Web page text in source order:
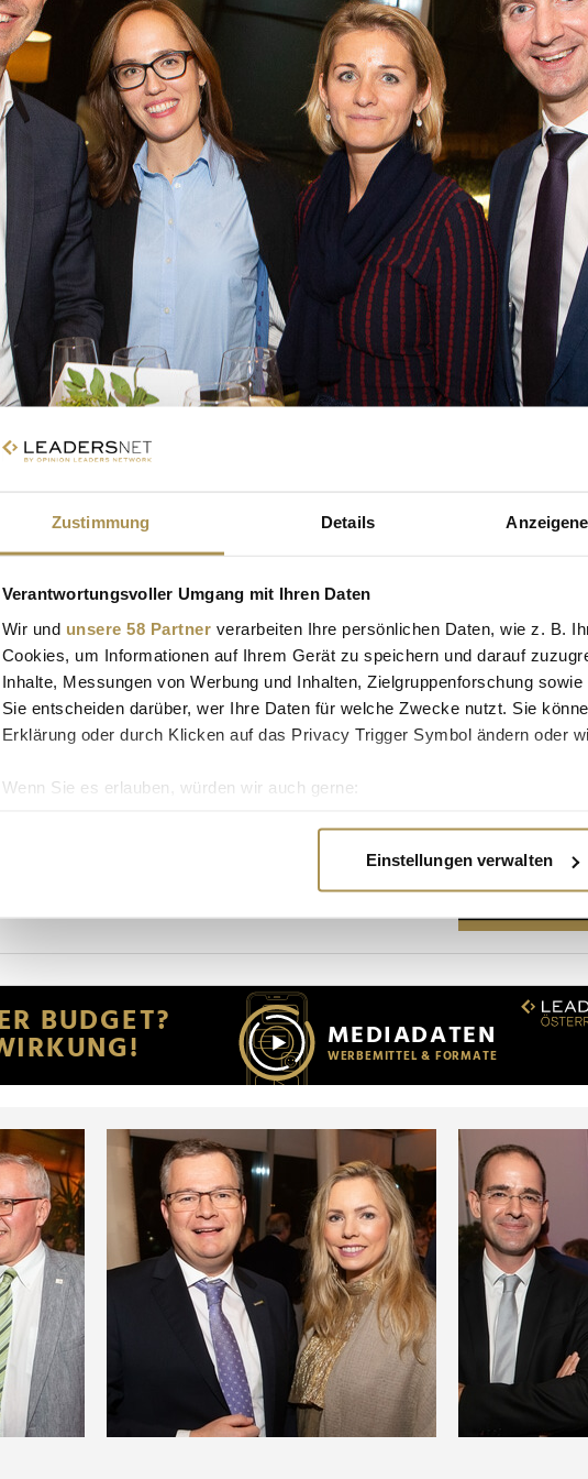
Zustimmung Details
Verantwortungsvoller Umgang mit Ihren Daten
Wir und unsere 58 Partner verarbeiten Ihre persönlichen Daten, wie z. B.
Cookies, um Informationen auf Ihrem Gerät zu speichern und darauf
Inhalte, Messungen von Werbung und Inhalten, Zielgruppenforschung
Sie entscheiden darüber, wer Ihre Daten für welche Zwecke nutzt. Sie
Erklärung oder durch Klicken auf das Privacy Trigger Symbol ändern oder
Wenn Sie es erlauben, würden wir auch gerne:
Erfahren Sie mehr darüber, wie Ihre persönlichen Daten verarbeitet
Wir verwenden Cookies, um Inhalte und Anzeigen zu personalisieren,
Website an unsere Partner für soziale Medien, Werbung und Analysen
möglicherweise mit weiteren Daten zusammen, die Sie ihnen bereitgestellt
der Dienste gesammelt haben.
Einstellungen verwalten
Advertisement